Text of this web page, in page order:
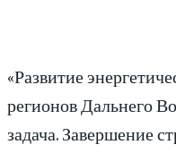
«Развитие
регионов Дальнего
задача. Завершение